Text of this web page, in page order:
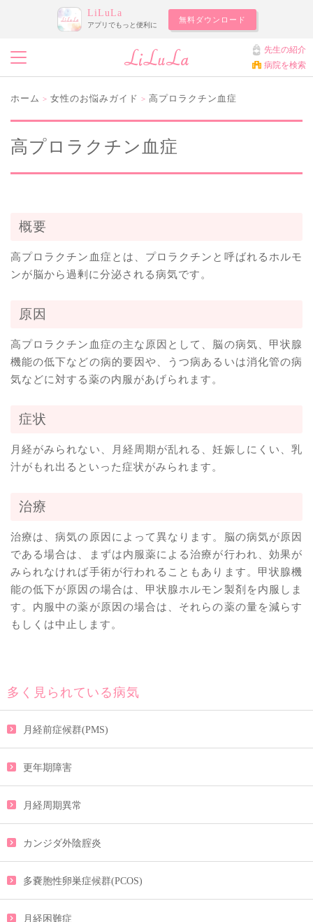
LiLuLa
アプリでもっと便利に
無料ダウンロード
先生の紹介
病院を検索
ホーム > 女性のお悩みガイド > 高プロラクチン血症
高プロラクチン血症
概要
高プロラクチン血症とは、プロラクチンと呼ばれるホルモ
ンが脳から過剰に分泌される病気です。
原因
高プロラクチン血症の主な原因として、脳の病気、甲状腺
機能の低下などの病的要因や、うつ病あるいは消化管の病
気などに対する薬の内服があげられます。
症状
月経がみられない、月経周期が乱れる、妊娠しにくい、乳
汁がもれ出るといった症状がみられます。
治療
治療は、病気の原因によって異なります。脳の病気が原因
である場合は、まずは内服薬による治療が行われ、効果が
みられなければ手術が行われることもあります。甲状腺機
能の低下が原因の場合は、甲状腺ホルモン製剤を内服しま
す。内服中の薬が原因の場合は、それらの薬の量を減らす
もしくは中止します。
多く見られている病気
月経前症候群(PMS)
更年期障害
月経周期異常
カンジダ外陰腟炎
多嚢胞性卵巣症候群(PCOS)
月経困難症